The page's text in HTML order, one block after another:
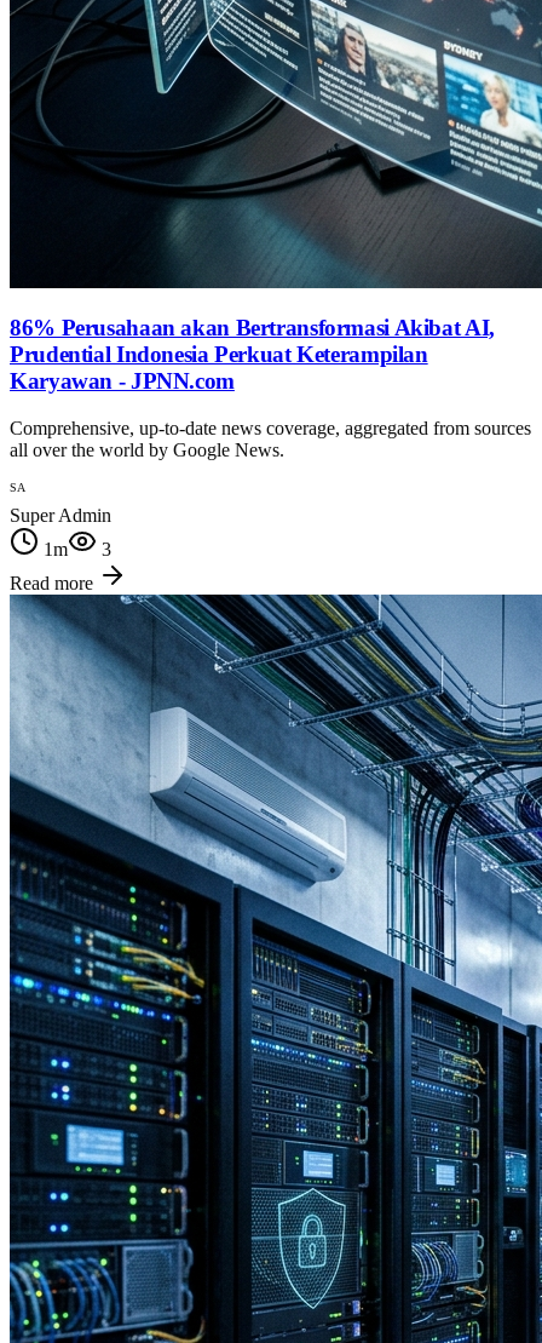
86% Perusahaan akan Bertransformasi Akibat AI,
Prudential Indonesia Perkuat Keterampilan
Karyawan - JPNN.com
Comprehensive, up-to-date news coverage, aggregated from sources
all over the world by Google News.
SA
Super Admin
1m
3
Read more